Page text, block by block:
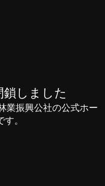
しました
業振興公社の公式ホー
。